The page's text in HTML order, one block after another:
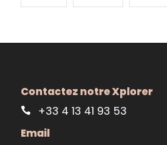
Contactez notre Xplorer
+33 4 13 41 93 53
Email